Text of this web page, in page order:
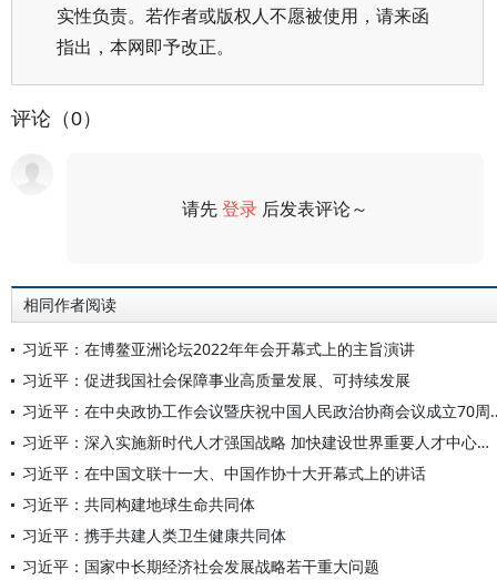
实性负责。若作者或版权人不愿被使用，请来函
指出，本网即予改正。
评论（0）
请先登录 后发表评论～
相同作者阅读
习近平：在博鳌亚洲论坛2022年年会开幕式上的主旨演讲
习近平：促进我国社会保障事业高质量发展、可持续发展
习近平：在中央政协工
习近平：深入实施新时代人才强国战略 加快建设世界重要人才中心和创新高地
习近平：在中国文联十一大、中国作协十大开幕式上的讲话
习近平：共同构建地球生命共同体
习近平：携手共建人类卫生健康共同体
习近平：国家中长期经济社会发展战略若干重大问题